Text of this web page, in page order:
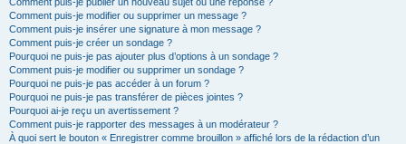
Comment puis-je modifier ou supprimer un message ?
Comment puis-je insérer une signature à mon message ?
Comment puis-je créer un sondage ?
Pourquoi ne puis-je pas ajouter plus d’options à un sondage ?
Comment puis-je modifier ou supprimer un sondage ?
Pourquoi ne puis-je pas accéder à un forum ?
Pourquoi ne puis-je pas transférer de pièces jointes ?
Pourquoi ai-je reçu un avertissement ?
Comment puis-je rapporter des messages à un modérateur ?
À quoi sert le bouton « Enregistrer comme brouillon » affiché lors de la rédaction d’un